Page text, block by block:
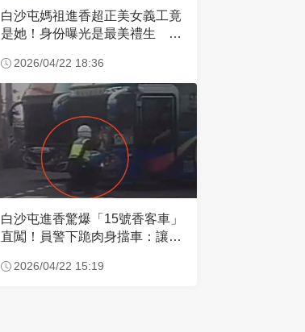
白沙屯媽祖進香超正美女義工竟
是她！身份曝光是最美禮生 一
2026/04/22 18:36
白沙屯進香驚爆「15號香客車」
直闖！員警下跪肉身擋車：讓行
2026/04/22 15:19